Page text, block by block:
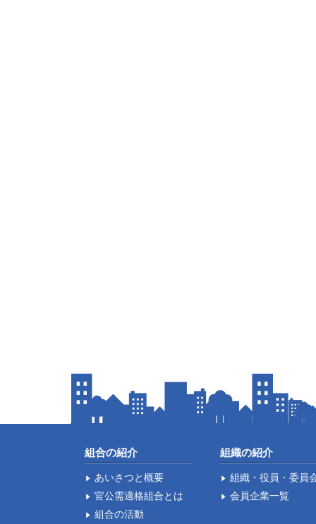
組合の紹介
あいさつと概要
官公需適格組合とは
組合の活動
組織の紹介
組織・役員・委員
会員企業一覧